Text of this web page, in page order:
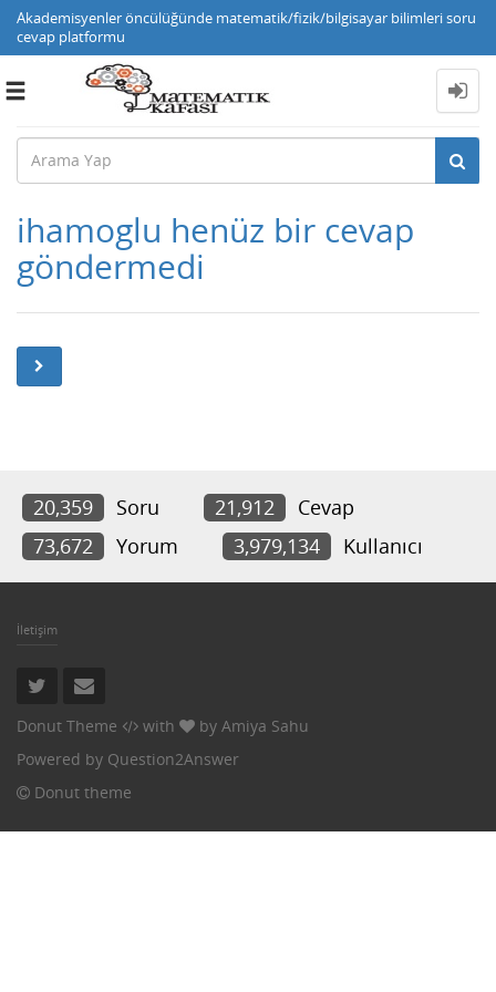
Akademisyenler öncülüğünde matematik/fizik/bilgisayar bilimleri soru
cevap platformu
Toggle
ihamoglu henüz bir cevap
göndermedi
20,359 Soru 21,912
Cevap
73,672
Yorum 3,979,134 Kullanıcı
İletişim
Donut Theme with by Amiya Sahu
Powered by Question2Answer
Donut theme